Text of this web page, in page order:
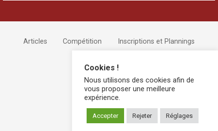
Articles Compétition Inscriptions et Plannings
Cookies !
Nous utilisons des cookies afin de
vous proposer une meilleure
expérience.
Accepter Rejeter Réglages